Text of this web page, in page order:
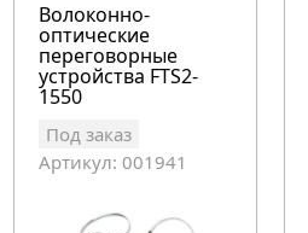
Волоконно-
оптические
переговорные
устройства FTS2-
1550
Под заказ
Артикул: 001941